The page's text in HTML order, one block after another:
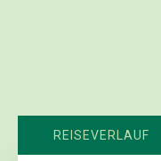
REISEVERLAUF